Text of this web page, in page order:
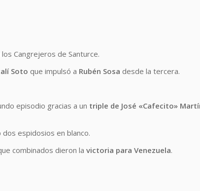
Cangrejeros de Santurce.
Soto que impulsó a Rubén Sosa desde la tercera.
episodio gracias a un triple de José «Cafecito»
dos espidosios en blanco.
combinados dieron la victoria para Venezuela.